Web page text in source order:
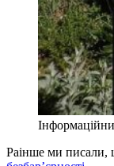
Раінше ми писали,